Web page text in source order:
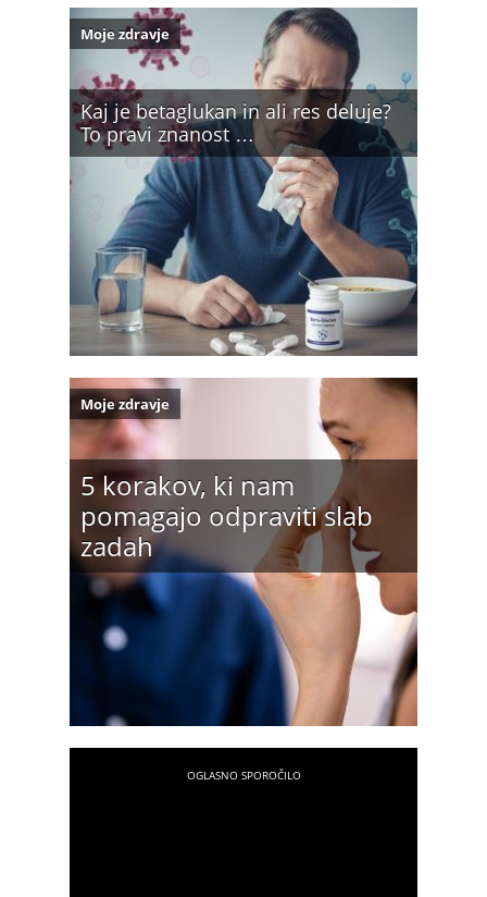
Kaj je betaglukan in ali res deluje?
To pravi znanost …
Moje zdravje
5 korakov, ki nam
pomagajo odpraviti slab
zadah
Moje zdravje